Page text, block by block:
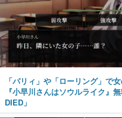
「パリィ」や「ローリング」で
『小早川さんはソウルライク』
DIED」